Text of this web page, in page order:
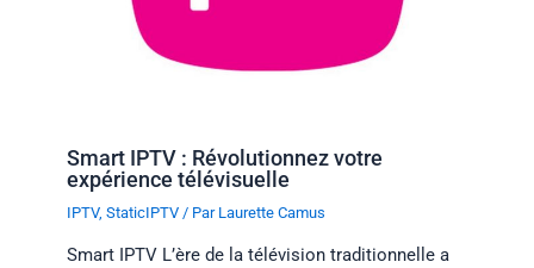
Smart IPTV : Révolutionnez votre
expérience télévisuelle
IPTV,StaticIPTV / Par Laurette Camus
Smart IPTV L’ère de la télévision traditionnelle a